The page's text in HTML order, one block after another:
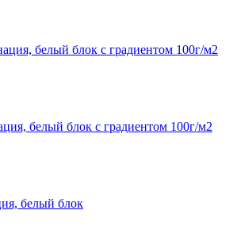
белый блок с градиентом 100г/м2
белый блок с градиентом 100г/м2
белый блок